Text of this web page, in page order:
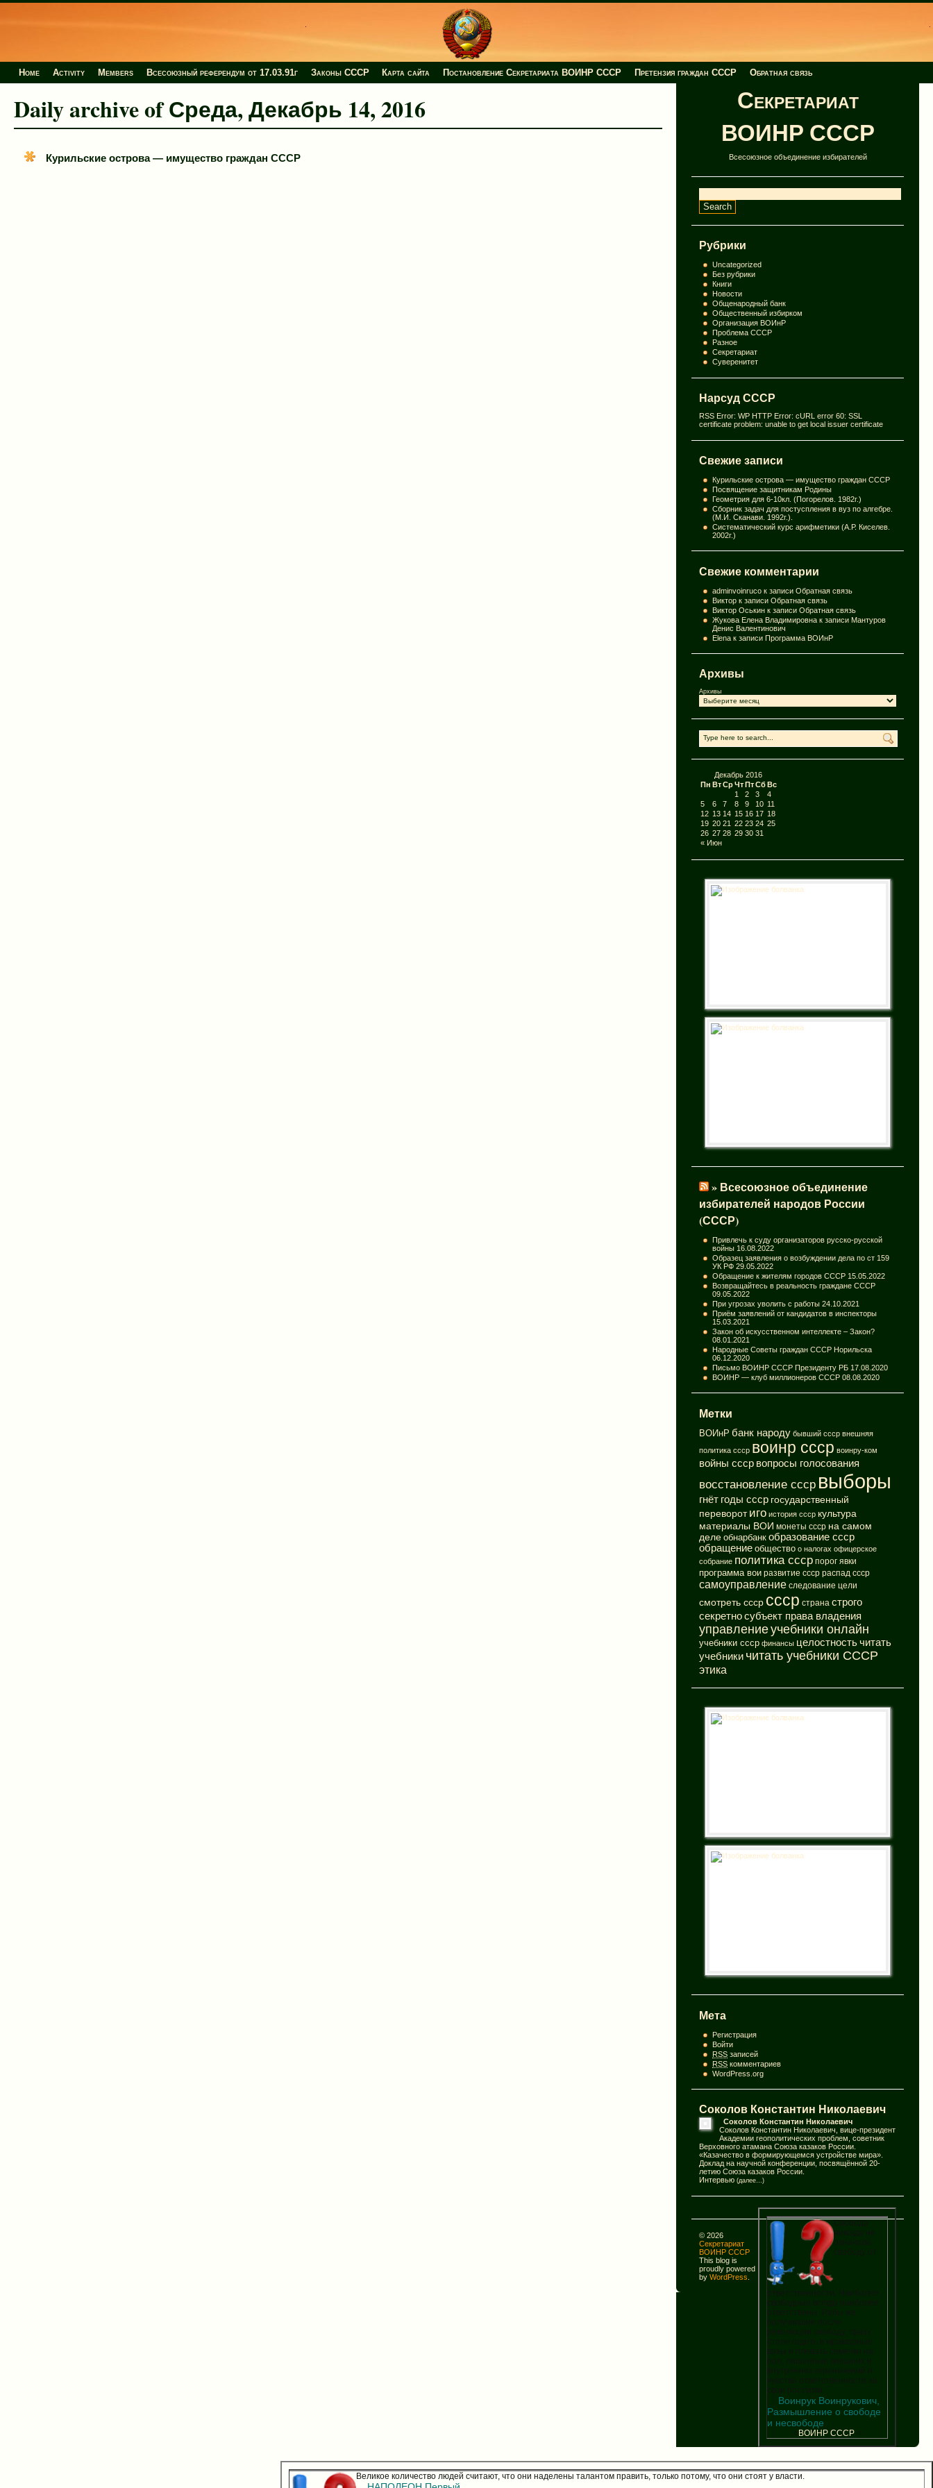
Home Activity Members Всесоюзный референдум от 17.03.91г Законы СССР Карта сайта Постановление Секретариата ВОИНР СССР Претензия граждан СССР Обратная связь
Секретариат
ВОИНР СССР
Всесоюзное объединение избирателей
Рубрики
Uncategorized
Без рубрики
Книги
Новости
Общенародный банк
Общественный избирком
Организация ВОИнР
Проблема СССР
Разное
Секретариат
Суверенитет
Нарсуд СССР
RSS Error: WP HTTP Error: cURL error 60: SSL
certificate problem: unable to get local issuer certificate
Свежие записи
Курильские острова — имущество граждан СССР
Посвящение защитникам Родины
Геометрия для 6-10кл. (Погорелов. 1982г.)
Сборник задач для постуспления в вуз по алгебре.
(М.И. Сканави. 1992г.).
Систематический курс арифметики (А.Р. Киселев.
2002г.)
Свежие комментарии
adminvoinruco к записиОбратная связь
Виктор к записиОбратная связь
Виктор Оськин к записиОбратная связь
Жукова Елена Владимировна к записиМантуров
Денис Валентинович
Elena к записиПрограмма ВОИнР
Архивы
Архивы
Декабрь 2016
Пн ВтСрЧтПтСбВс
« Июн
1 2 3
4
5
6 7 8 9 10 11
12 13 14 15 16 17 18
19 20 21 22 23 24 25
26 27 28 29 30 31
» Всесоюзное объединение
избирателей народов России
(СССР)
Привлечь к суду организаторов русско-русской
войны 16.08.2022
Образец заявления о возбуждении дела по ст 159
УК РФ 29.05.2022
Обращение к жителям городов СССР 15.05.2022
Возвращайтесь в реальность граждане СССР
09.05.2022
При угрозах уволить с работы 24.10.2021
Приём заявлений от кандидатов в инспекторы
15.03.2021
Закон об искусственном интеллекте – Закон?
08.01.2021
Народные Советы граждан СССР Норильска
06.12.2020
Письмо ВОИНР СССР Президенту РБ 17.08.2020
ВОИНР — клуб миллионеров СССР 08.08.2020
Метки
ВОИнР банк народу бывший ссср внешняя
политика ссср воинр ссср воинру-ком
войны ссср вопросы голосования
восстановление ссср выборы
гнёт годы ссср государственный
переворот иго история ссср культура
материалы ВОИ монеты ссср на самом
деле обнарбанк образование ссср
обращение общество о налогах офицерское
собрание политика ссср порог явки
программа вои развитие ссср распад ссср
самоуправление следование цели
смотреть ссср ссср страна строго
секретно субъект права владения
управлениеучебники онлайн
учебники ссср финансы целостность читать
учебники читать учебники СССР
этика
Мета
Регистрация
Войти
RSS записей
RSS комментариев
WordPress.org
Соколов Константин Николаевич
Соколов Константин Николаевич
Соколов Константин Николаевич, вице-президент
Академии геополитических проблем, советник
Верховного атамана Союза казаков России.
«Казачество в формирующемся устройстве мира».
Докладна научной конференции, посвящённой 20-
летию Союза казаков России.
Интервью (далее…)
Воинрук Воинрукович,
Размышление о свободе
и несвободе
ВОИНР СССР
© 2026
Секретариат
ВОИНР СССР
This blog is
proudly powered
by WordPress
Daily archive of Среда, Декабрь 14, 2016
Курильские острова — имущество граждан СССР
Великое количество людей считают, что они наделены талантом править, только потому, что они стоят у власти.